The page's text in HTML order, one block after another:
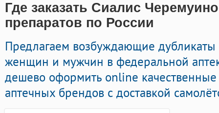
Где заказать Сиалис
препаратов по России
Предлагаем возбуждающие
женщин и мужчин в федеральной
дешево оформить online
аптечных брендов с доставкой